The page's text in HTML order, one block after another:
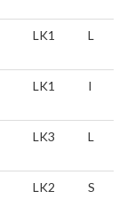
LK1 L
LK1 I
LK3 L
LK2 S